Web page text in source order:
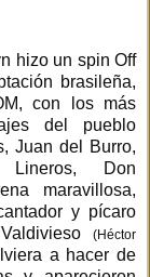
hizo un spin Off
brasileña,
con los más
del pueblo
Juan del Burro,
Lineros, Don
maravillosa,
y pícaro
(Héctor
a hacer de